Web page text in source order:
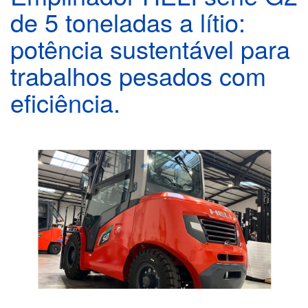
de 5 toneladas a lítio:
potência sustentável para
trabalhos pesados com
eficiência.